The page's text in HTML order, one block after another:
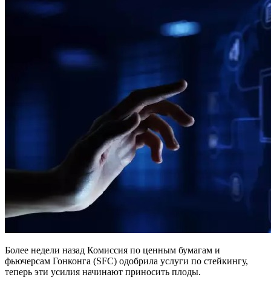
Более недели назад Комиссия по ценным бумагам и
фьючерсам Гонконга (SFC) одобрила услуги по стейкингу,
теперь эти усилия начинают приносить плоды.